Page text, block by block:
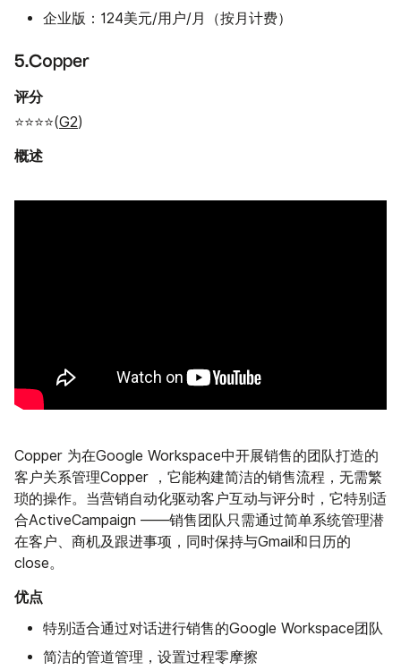
企业版：124美元/用户/月（按月计费）
5.Copper
评分
⭐⭐⭐⭐(G2)
概述
Copper 为在Google Workspace中开展销售的团队打造的
客户关系管理Copper ，它能构建简洁的销售流程，无需繁
琐的操作。当营销自动化驱动客户互动与评分时，它特别适
合ActiveCampaign ——销售团队只需通过简单系统管理潜
在客户、商机及跟进事项，同时保持与Gmail和日历的
close。
优点
特别适合通过对话进行销售的Google Workspace团队
简洁的管道管理，设置过程零摩擦